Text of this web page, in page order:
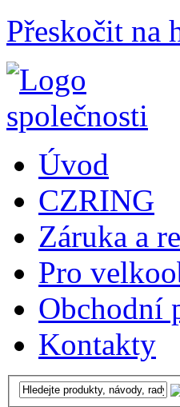
Přeskočit na
Úvod
CZRING
Záruka a
Pro
Obchodní
Kontakty